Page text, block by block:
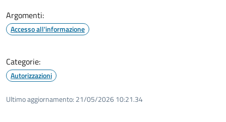
Argomenti:
Accesso all'informazione
Categorie:
Autorizzazioni
Ultimo aggiornamento: 21/05/2026 10:21.34